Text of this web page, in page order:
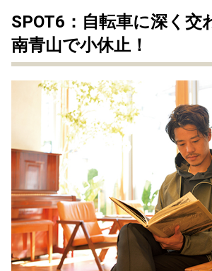
SPOT6：自転車に深く交
南青山で小休止！